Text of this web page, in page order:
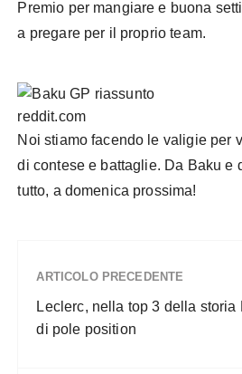
Premio per mangiare e buona
a pregare per il proprio team.
reddit.com
Noi stiamo facendo le valigie per
di contese e battaglie. Da Baku e
tutto, a domenica prossima!
ARTICOLO PRECEDENTE
Leclerc, nella top 3 della storia
di pole position